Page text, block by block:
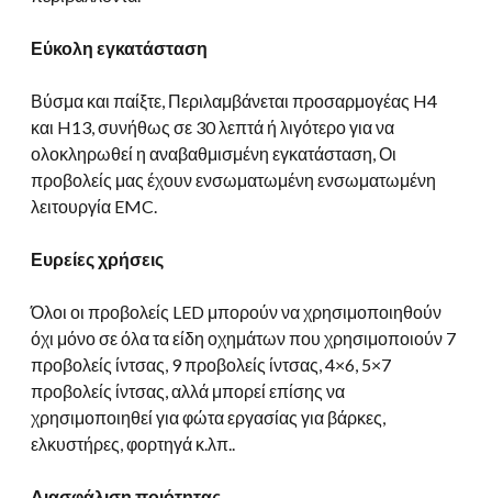
Εύκολη εγκατάσταση
Βύσμα και παίξτε, Περιλαμβάνεται προσαρμογέας H4
και H13, συνήθως σε 30 λεπτά ή λιγότερο για να
ολοκληρωθεί η αναβαθμισμένη εγκατάσταση, Οι
προβολείς μας έχουν ενσωματωμένη ενσωματωμένη
λειτουργία EMC.
Ευρείες χρήσεις
Όλοι οι προβολείς LED μπορούν να χρησιμοποιηθούν
όχι μόνο σε όλα τα είδη οχημάτων που χρησιμοποιούν 7
προβολείς ίντσας, 9 προβολείς ίντσας, 4×6, 5×7
προβολείς ίντσας, αλλά μπορεί επίσης να
χρησιμοποιηθεί για φώτα εργασίας για βάρκες,
ελκυστήρες, φορτηγά κ.λπ..